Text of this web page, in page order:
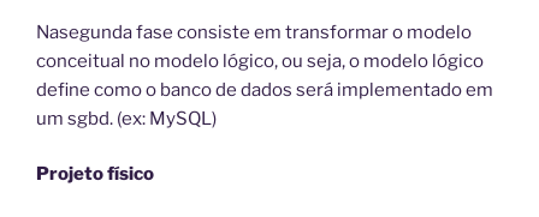
Nasegunda fase consiste em transformar o modelo
conceitual no modelo lógico, ou seja, o modelo lógico
define como o banco de dados será implementado em
um sgbd. (ex: MySQL)
Projeto físico